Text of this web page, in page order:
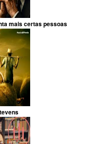
mais certas pessoas